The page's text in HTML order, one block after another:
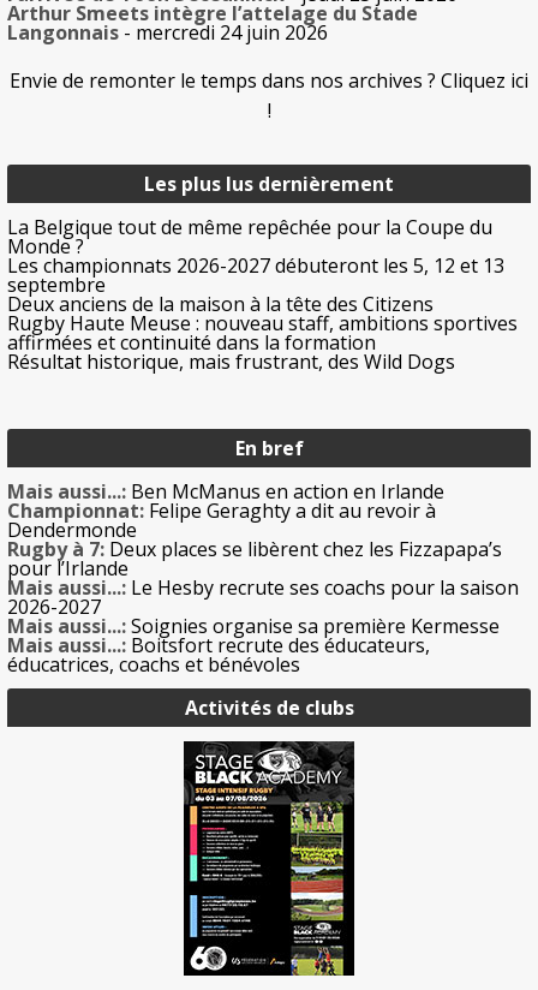
Les plus lus dernièrement
La Belgique tout de même repêchée pour la Coupe du
Monde ?
Les championnats 2026-2027 débuteront les 5, 12 et 13
septembre
Deux anciens de la maison à la tête des Citizens
Rugby Haute Meuse : nouveau staff, ambitions sportives
affirmées et continuité dans la formation
Résultat historique, mais frustrant, des Wild Dogs
Arthur Smeets intègre l’attelage du Stade
Langonnais - mercredi 24 juin 2026
Envie de remonter le temps dans nos archives ? Cliquez ici
!
En bref
Mais aussi...: Ben McManus en action en Irlande
Championnat: Felipe Geraghty a dit au revoir à
Dendermonde
Rugby à 7: Deux places se libèrent chez les Fizzapapa’s
pour l’Irlande
Mais aussi...: Le Hesby recrute ses coachs pour la saison
2026-2027
Mais aussi...:Soignies organise sa première Kermesse
Mais aussi...: Boitsfort recrute des éducateurs,
éducatrices, coachs et bénévoles
Activités de clubs